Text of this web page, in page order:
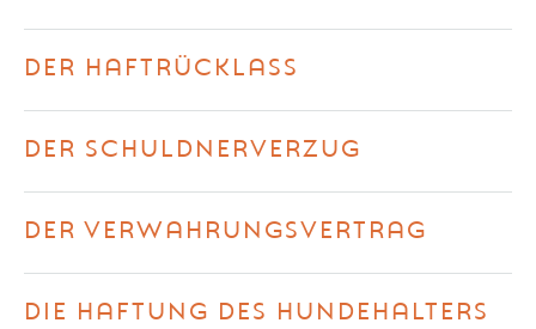
DER HAFTRÜCKLASS
DER SCHULDNERVERZUG
DER VERWAHRUNGSVERTRAG
DIE HAFTUNG DES HUNDEHALTERS